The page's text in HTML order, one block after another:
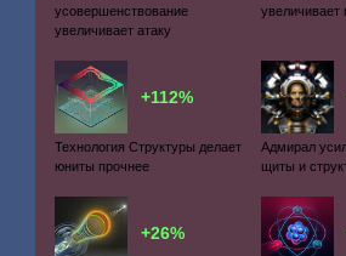
усовершенствование
увеличивает атаку
+112%
Технология Структуры делает
юниты прочнее
Адмирал
щиты и
+26%